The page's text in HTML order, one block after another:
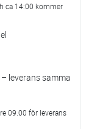
ca 14:00 kommer
leverans samma
09.00 för leverans